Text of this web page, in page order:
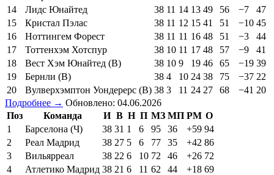
14
Лидс Юнайтед 38 11 14 13 49 56 −7
47
15
Кристал Пэлас 38 11 12 15 41 51 −10 45
16
Ноттингем Форест 38 11 11 16 48 51 −3
44
17
Тоттенхэм Хотспур 38 10 11 17 48 57 −9
41
18
Вест Хэм Юнайтед (В) 38 10 9 19 46 65 −19 39
19
Бернли (В) 38 4 10 24 38 75 −37 22
20
Вулверхэмптон Уондерерс (В) 38 3 11 24 27 68 −41 20
Подробнее → Обновлено: 04.06.2026
Поз
Команда И В Н П МЗ МП РМ О
1
Барселона (Ч) 38 31 1 6 95 36 +59 94
2
Реал Мадрид 38 27 5 6 77 35 +42 86
3
Вильярреал 38 22 6 10 72 46 +26 72
4
Атлетико Мадрид 38 21 6 11 62 44 +18 69